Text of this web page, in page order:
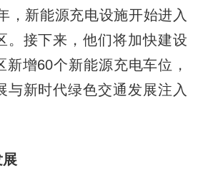
，新能源充电设施开始进入
。接下来，他们将加快建设
增60个新能源充电车位，
与新时代绿色交通发展注入